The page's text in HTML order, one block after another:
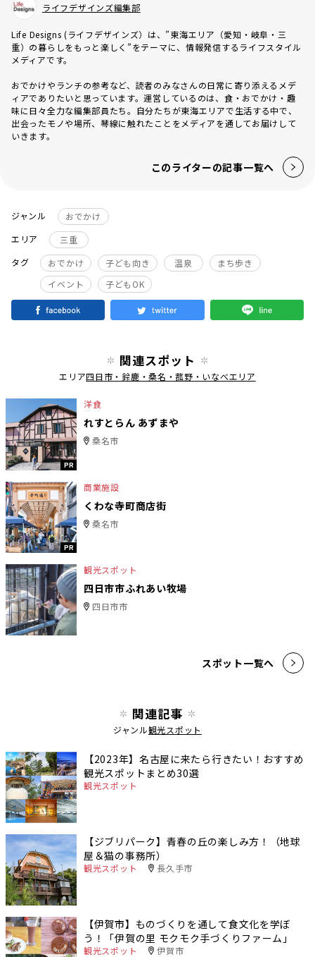
ライフデザインズ編集部
Life Designs (ライフデザインズ）は、”東海エリア（愛知・岐阜・三
重）の暮らしをもっと楽しく”をテーマに、情報発信するライフスタイル
メディアです。
おでかけやランチの参考など、読者のみなさんの日常に寄り添えるメデ
ィアでありたいと思っています。運営しているのは、食・おでかけ・趣
味に日々全力な編集部員たち。自分たちが東海エリアで生活する中で、
出会ったモノや場所、琴線に触れたことをメディアを通してお届けして
いきます。
このライターの記事一覧へ
ジャンル
おでかけ
エリア
三重
タグ
おでかけ 子ども向き 温泉
まち歩き
イベント
子どもOK
関連スポット
エリア四日市・鈴鹿・桑名・菰野・いなべエリア
PR
洋食
れすとらん あずまや
桑名市
PR
商業施設
くわな寺町商店街
桑名市
観光スポット
四日市市ふれあい牧場
四日市市
スポット一覧へ
関連記事
ジャンル観光スポット
【2023年】名古屋に来たら行きたい！おすすめ
観光スポットまとめ30選
観光スポット
【ジブリパーク】青春の丘の楽しみ方！（地球
屋＆猫の事務所）
観光スポット 長久手市
【伊賀市】ものづくりを通して食文化を学ぼ
う！「伊賀の里 モクモク手づくりファーム」
観光スポット 伊賀市